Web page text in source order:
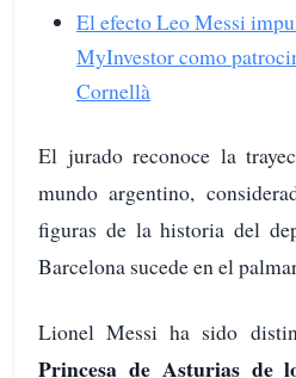
El efecto Leo Messi
MyInvestor como
Cornellà
El jurado reconoce la
mundo argentino,
figuras de la historia del
Barcelona sucede en el
Lionel Messi ha sido
Princesa de Asturias de